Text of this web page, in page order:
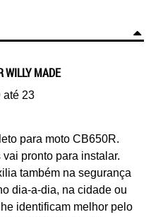
WILLY MADE
até 23
para moto CB650R.
pronto para instalar.
também na segurança
dia-a-dia, na cidade ou
identificam melhor pelo